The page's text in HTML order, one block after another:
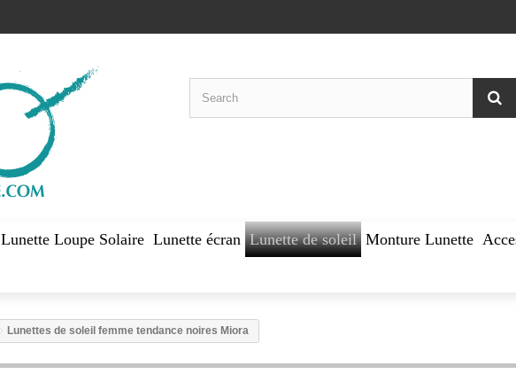
Lunette Loupe Solaire Lunette écran Lunette de soleil Monture Lunette
Lunettes de soleil femme tendance noires Miora